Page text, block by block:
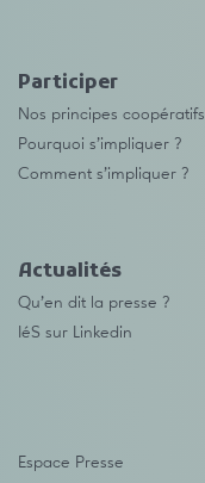
Participer
Nos principes coopératifs
Pourquoi s’impliquer ?
Comment s’impliquer ?
Actualités
Qu’en dit la presse ?
IéS sur Linkedin
Espace Presse